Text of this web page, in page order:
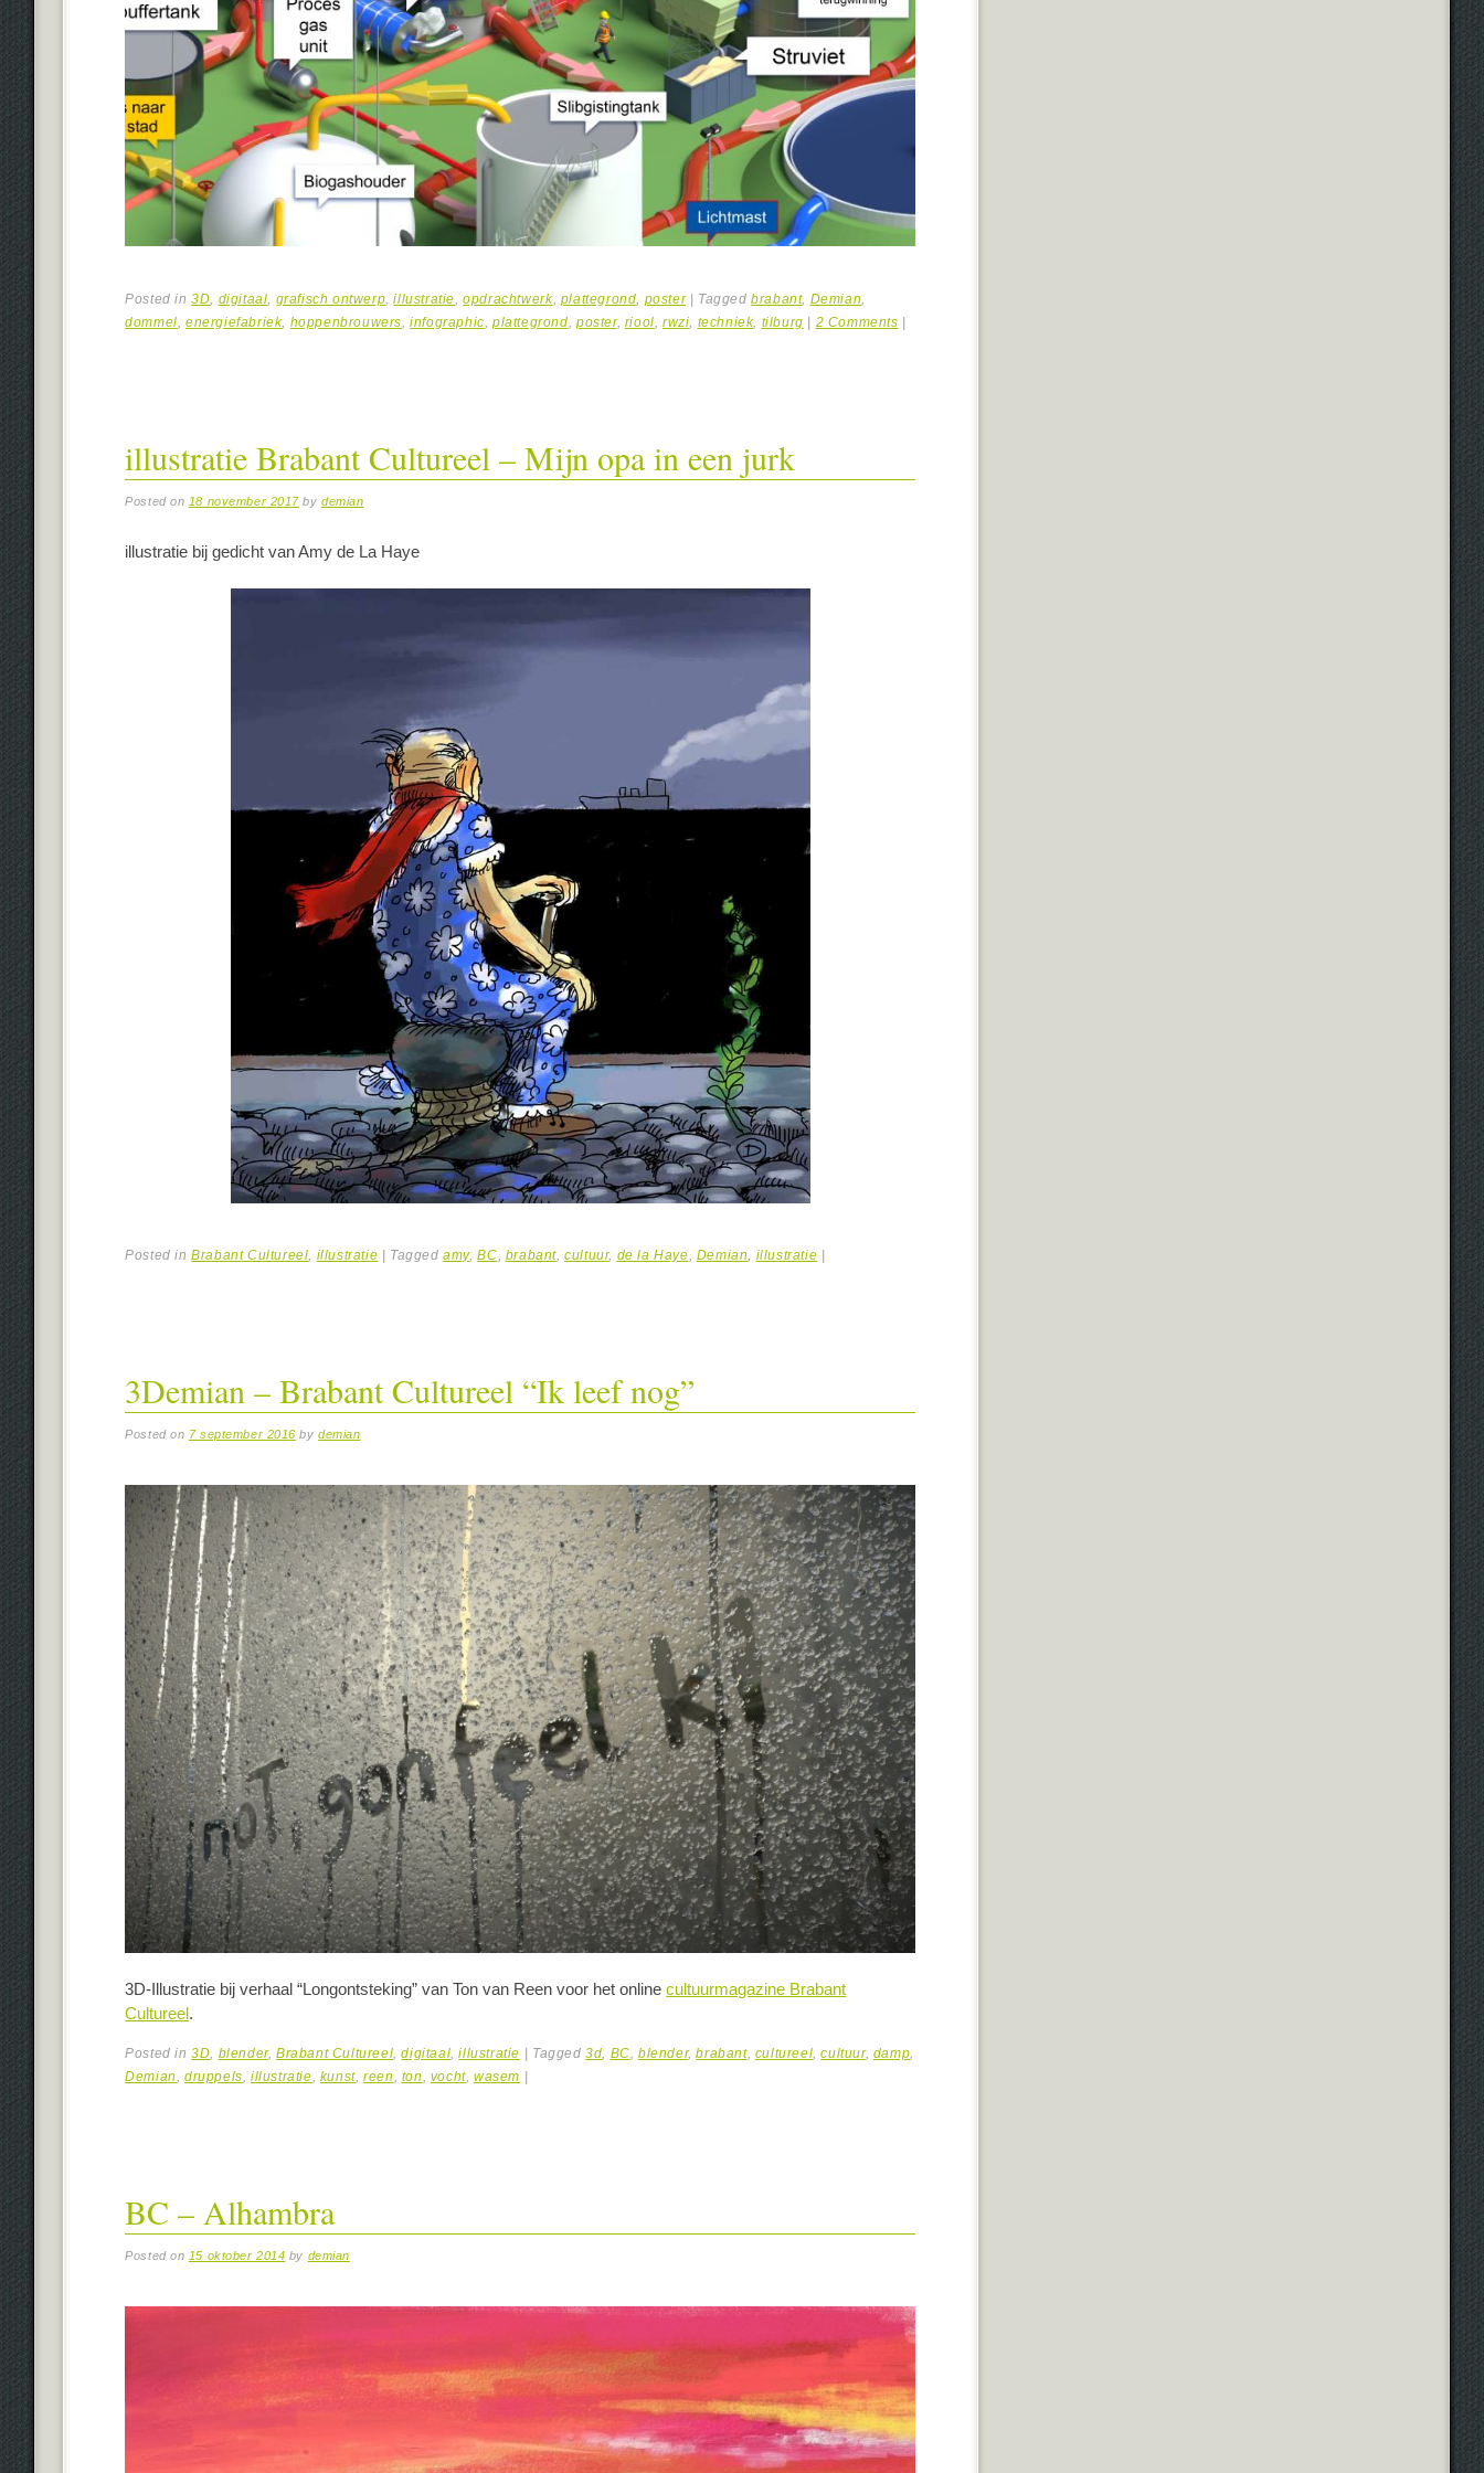
Posted in3D digitaal grafisch ontwerp ,illustratie ,opdrachtwerk, plattegrond poster | Taggedbrabant, Demian
dommel ,energiefabriek, hoppenbrouwers ,infographic ,plattegrond poster, riool rwzi techniek, tilburg | 2 Comments |
illustratie Brabant Cultureel – Mijn opa in een jurk
Posted on 18 november 2017 bydemian
illustratie bij gedicht van Amy de La Haye
Posted inBrabant Cultureel, illustratie Taggedamy,BC, brabant,cultuur, de la Haye, Demian, illustratie
3Demian – Brabant Cultureel “Ik leef nog”
Posted on 7 september 2016 bydemian
3D-Illustratie bij verhaal “Longontsteking” van Ton van Reen voor het onlinecultuurmagazine Brabant
Cultureel.
Posted in3D, blender,Brabant Cultureel,digitaal,illustratie Tagged3d, BC, blender,brabant, cultureel,cultuur, damp,
Demian,druppels,illustratie, kunst,reen, ton, vocht, wasem
BC – Alhambra
Posted on 15 oktober 2014 by demian